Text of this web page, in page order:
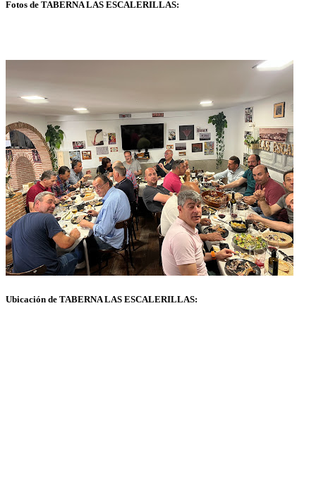
Fotos de TABERNA LAS ESCALERILLAS:
Ubicación de TABERNA LAS ESCALERILLAS: